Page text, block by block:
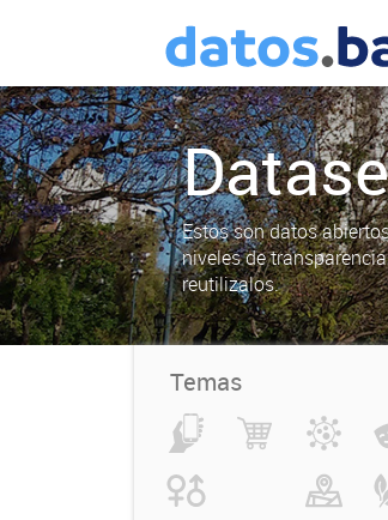
Estos son datos
niveles de
reutilizalos.
Temas